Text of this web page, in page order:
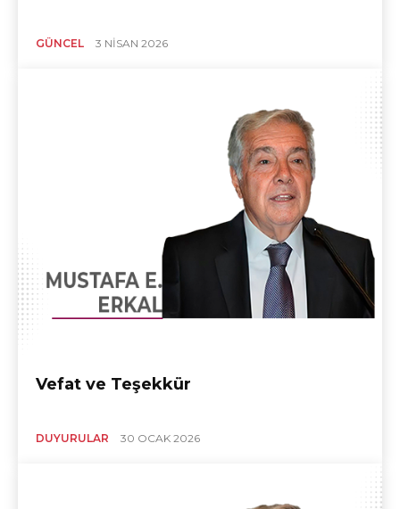
GÜNCEL 3 NISAN 2026
Vefat ve Teşekkür
DUYURULAR 30 OCAK 2026